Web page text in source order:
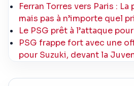
Ferran Torres vers Paris :
mais pas à n’importe quel
Le PSG prêt à l’attaque
PSG frappe fort avec une
pour Suzuki, devant la